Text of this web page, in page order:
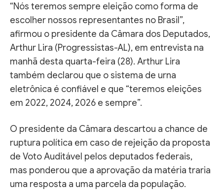
“Nós teremos sempre eleição como forma de
escolher nossos representantes no Brasil”,
afirmou o presidente da Câmara dos Deputados,
Arthur Lira (Progressistas-AL), em entrevista na
manhã desta quarta-feira (28). Arthur Lira
também declarou que o sistema de urna
eletrônica é confiável e que “teremos eleições
em 2022, 2024, 2026 e sempre”.
O presidente da Câmara descartou a chance de
ruptura política em caso de rejeição da proposta
de Voto Auditável pelos deputados federais,
mas ponderou que a aprovação da matéria traria
uma resposta a uma parcela da população.